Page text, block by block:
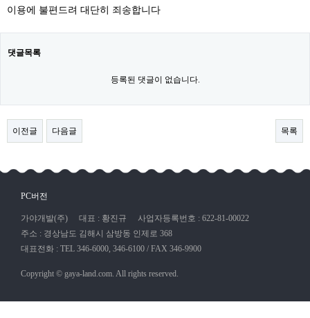
이용에 불편드려 대단히 죄송합니다
댓글목록
등록된 댓글이 없습니다.
이전글 다음글 목록
PC버전
가야개발(주) 대표 : 황진규
사업자등록번호 : 622-81-00022
주소 : 경상남도 김해시 삼방동 인제로 368
대표전화 : TEL 346-6000, 346-6100 / FAX 346-9900
Copyright © gaya-land.com. All rights reserved.